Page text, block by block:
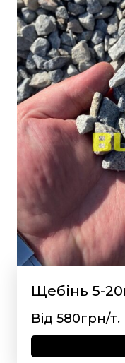
Щебінь 5-
Від 580грн/т.